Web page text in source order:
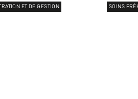
ET DE GESTION SOINS